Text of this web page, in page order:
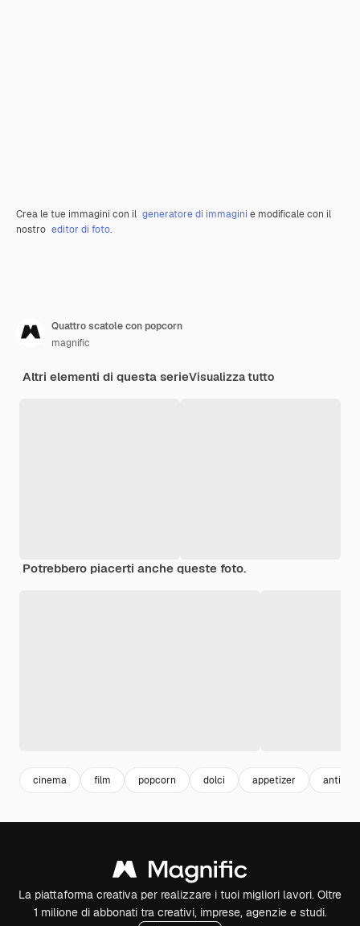
Crea le tue immagini con il generatore di immagini e modificale con il
nostro editor di foto.
Quattro scatole con popcorn
magnific
Altri elementi di questa serieVisualizza tutto
Potrebbero piacerti anche queste foto.
cinema film popcorn dolci appetizer
La piattaforma creativa per realizzare i tuoi migliori lavori. Oltre
1 milione di abbonati tra creativi, imprese, agenzie e studi.